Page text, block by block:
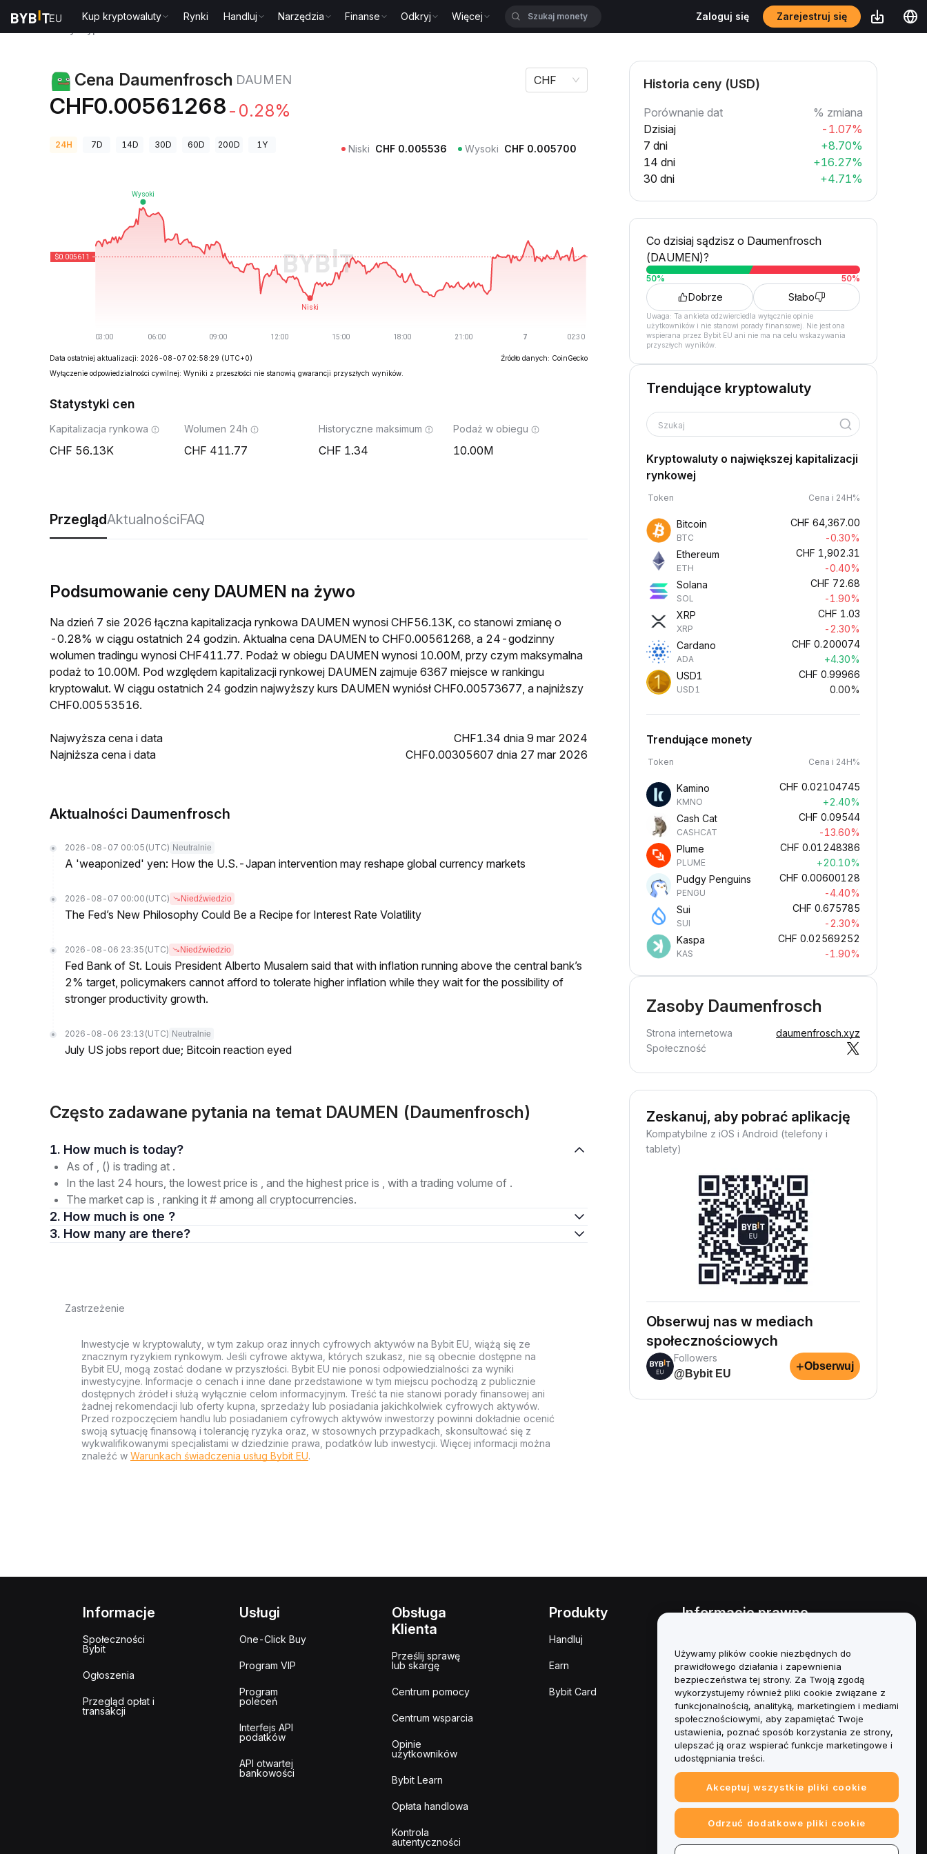
Kup kryptowaluty Rynki Handluj Narzędzia Finanse Odkryj Więcej Zaloguj się Zarejestruj się
Cena Daumenfrosch DAUMEN
CHF0.00561268 -0.28%
CHF
24H 7D 14D 30D 60D 200D 1Y Niski CHF 0.005536 Wysoki CHF 0.005700
Data ostatniej aktualizacji: 2026-08-07 02:58:29 (UTC+0)
Źródło danych: CoinGecko
Wyłączenie odpowiedzialności cywilnej: Wyniki z przeszłości nie stanowią gwarancji przyszłych wyników.
Statystyki cen
Kapitalizacja rynkowa
56.13K
Wolumen 24h
411.77
Historyczne maksimum
1.34
Podaż w obiegu
10.00M
PrzeglądAktualnościFAQ
Podsumowanie ceny DAUMEN na żywo
Na dzień 7 sie 2026 łączna kapitalizacja rynkowa DAUMEN wynosi CHF56.13K, co stanowi zmianę o
-0.28% w ciągu ostatnich 24 godzin. Aktualna cena DAUMEN to CHF0.00561268, a 24-godzinny
wolumen tradingu wynosi CHF411.77. Podaż w obiegu DAUMEN wynosi 10.00M, przy czym maksymalna
podaż to 10.00M. Pod względem kapitalizacji rynkowej DAUMEN zajmuje 6367 miejsce w rankingu
kryptowalut. W ciągu ostatnich 24 godzin najwyższy kurs DAUMEN wyniósł CHF0.00573677, a najniższy
CHF0.00553516.
Najwyższa cena i data
CHF1.34 dnia 9 mar 2024
Najniższa cena i data
CHF0.00305607 dnia 27 mar 2026
Aktualności Daumenfrosch
2026-08-07 00:05 (UTC) Neutralnie
A 'weaponized' yen: How the U.S.-Japan intervention may reshape global currency markets
2026-08-07 00:00 (UTC) Niedźwiedzio
The Fed’s New Philosophy Could Be a Recipe for Interest Rate Volatility
2026-08-06 23:35 (UTC) Niedźwiedzio
Fed Bank of St. Louis President Alberto Musalem said that with inflation running above the central bank’s
2% target, policymakers cannot afford to tolerate higher inflation while they wait for the possibility of
stronger productivity growth.
2026-08-06 23:13 (UTC) Neutralnie
July US jobs report due; Bitcoin reaction eyed
Często zadawane pytania na temat DAUMEN (Daumenfrosch)
1. How much is today?
As of , () is trading at .
In the last 24 hours, the lowest price is , and the highest price is , with a trading volume of .
The market cap is , ranking it # among all cryptocurrencies.
2. How much is one ?
3. How many are there?
Zastrzeżenie
Inwestycje w kryptowaluty, w tym zakup oraz innych cyfrowych aktywów na Bybit EU, wiążą się ze
znacznym ryzykiem rynkowym. Jeśli cyfrowe aktywa, których szukasz, nie są obecnie dostępne na
Bybit EU, mogą zostać dodane w przyszłości. Bybit EU nie ponosi odpowiedzialności za wyniki
inwestycyjne. Informacje o cenach i inne dane przedstawione w tym miejscu pochodzą z publicznie
dostępnych źródeł i służą wyłącznie celom informacyjnym. Treść ta nie stanowi porady finansowej ani
żadnej rekomendacji lub oferty kupna, sprzedaży lub posiadania jakichkolwiek cyfrowych aktywów.
Przed rozpoczęciem handlu lub posiadaniem cyfrowych aktywów inwestorzy powinni dokładnie ocenić
swoją sytuację finansową i tolerancję ryzyka oraz, w stosownych przypadkach, skonsultować się z
wykwalifikowanymi specjalistami w dziedzinie prawa, podatków lub inwestycji. Więcej informacji można
znaleźć w Warunkach świadczenia usług Bybit EU.
Historia ceny (USD)
Porównanie dat
% zmiana
Dzisiaj
-1.07%
7 dni
+8.70%
14 dni
+16.27%
30 dni
+4.71%
Co dzisiaj sądzisz o Daumenfrosch
(DAUMEN)?
50% 50%
Dobrze Słabo
Uwaga: Ta ankieta odzwierciedla wyłącznie opinie
użytkowników i nie stanowi porady finansowej. Nie jest ona
wspierana przez Bybit EU ani nie ma na celu wskazywania
przyszłych wyników.
Trendujące kryptowaluty
Szukaj
Kryptowaluty o największej kapitalizacji
rynkowej
Token Cena i 24H%
Bitcoin
BTC
CHF 64,367.00
-0.30%
Ethereum
ETH
CHF 1,902.31
-0.40%
Solana
SOL
CHF 72.68
-1.90%
XRP
XRP
CHF 1.03
-2.30%
Cardano
ADA
CHF 0.200074
+4.30%
USD1
USD1
CHF 0.99966
0.00%
Trendujące monety
Token Cena i 24H%
Kamino
KMNO
CHF 0.02104745
+2.40%
Cash Cat
CASHCAT
CHF 0.09544
-13.60%
Plume
PLUME
CHF 0.01248386
+20.10%
Pudgy Penguins
PENGU
CHF 0.00600128
-4.40%
Sui
SUI
CHF 0.675785
-2.30%
Kaspa
KAS
CHF 0.02569252
-1.90%
Zasoby Daumenfrosch
Strona internetowa
daumenfrosch.xyz
Społeczność
Zeskanuj, aby pobrać aplikację
Kompatybilne z iOS i Android (telefony i
tablety)
Obserwuj nas w mediach
społecznościowych
Followers
@Bybit EU
+Obserwuj
Informacje
Społeczności
Bybit
Ogłoszenia
Przegląd opłat i
transakcji
Usługi
One-Click Buy
Program VIP
Program
poleceń
Interfejs API
podatków
API otwartej
bankowości
Obsługa
Klienta
Prześlij sprawę
lub skargę
Centrum pomocy
Centrum wsparcia
Opinie
użytkowników
Bybit Learn
Opłata handlowa
Kontrola
autentyczności
Produkty
Handluj
Earn
Bybit Card
Informacje prawne
interesów
Podsumowanie polityki
powiernictwa i zarządzania
Informacje ESG
Biuletyny informacyjne
kryptoaktywów
Używamy plików cookie niezbędnych do
prawidłowego działania i zapewnienia
bezpieczeństwa tej strony. Za Twoją zgodą
wykorzystujemy również pliki cookie związane z
funkcjonalnością, analityką, marketingiem i mediami
społecznościowymi, aby zapamiętać Twoje
ustawienia, poznać sposób korzystania ze strony,
ulepszać ją oraz wspierać funkcje marketingowe i
udostępniania treści.
Akceptuj wszystkie pliki cookie
Odrzuć dodatkowe pliki cookie